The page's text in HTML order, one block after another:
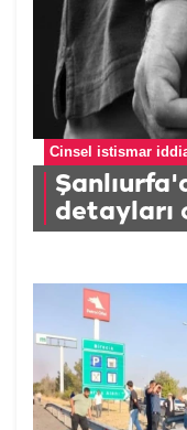
Cinsel istismar
detayları